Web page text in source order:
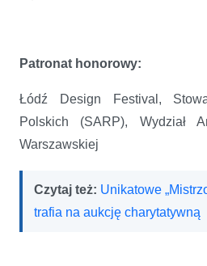
Patronat honorowy:
Łódź Design Festival,
Polskich (SARP), Wydział
Warszawskiej
Czytaj też: Unikatowe
trafia na aukcję charytatywną